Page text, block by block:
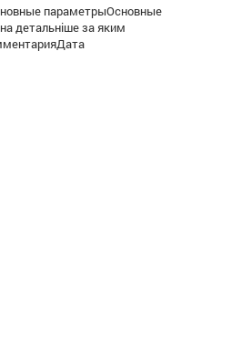
параметрыОсновные
детальніше за яким